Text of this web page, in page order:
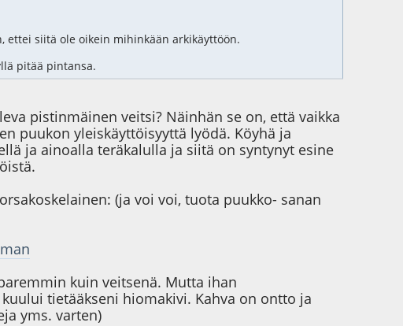
ettei siitä ole oikein mihinkään arkikäyttöön.
pitää pintansa.
pistinmäinen veitsi? Näinhän se on, että vaikka
puukon yleiskäyttöisyyttä lyödä. Köyhä ja
ja ainoalla teräkalulla ja siitä on syntynyt esine
(ja voi voi, tuota puukko- sanan
kuin veitsenä. Mutta ihan
tietääkseni hiomakivi. Kahva on ontto ja
yms. varten)